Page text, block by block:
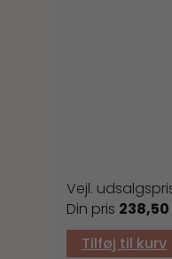
Den
oprindelige
pris
238,50
Tilføj til kurv